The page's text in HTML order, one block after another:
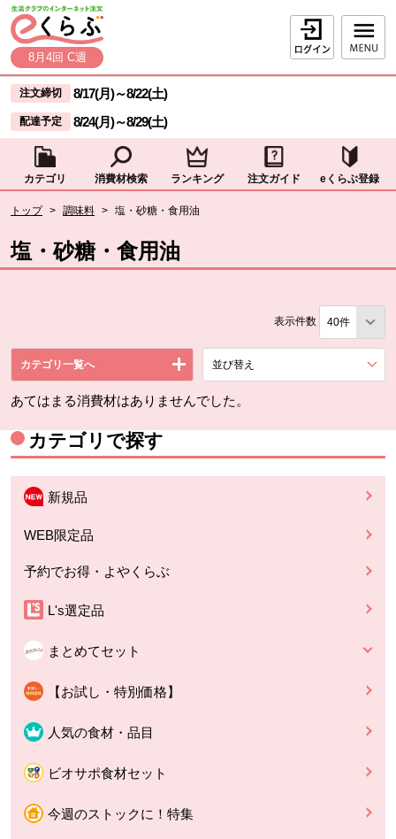
ページの先頭です。
本文へジャンプする。
8月4回 C週
ログイン
ここからサイト内共通メニューです。
サイト内共通メニューをスキップする
注文締切 8/17(月)～8/22(土)
配達予定 8/24(月)～8/29(土)
カテゴリ 消費材検索 ランキング 注文ガイド eくらぶ登録
トップ > 調味料 > 塩・砂糖・食用油
塩・砂糖・食用油
表示件数
カテゴリ一覧へ 並び替え
あてはまる消費材はありませんでした。
カテゴリで探す
新規品
WEB限定品
予約でお得・よやくらぶ
L's選定品
まとめてセット
【お試し・特別価格】
人気の食材・品目
ビオサポ食材セット
今週のストックに！特集